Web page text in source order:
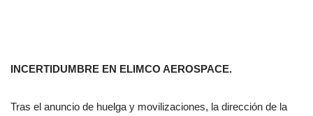
INCERTIDUMBRE EN ELIMCO AEROSPACE.
Tras el anuncio de huelga y movilizaciones, la dirección de la